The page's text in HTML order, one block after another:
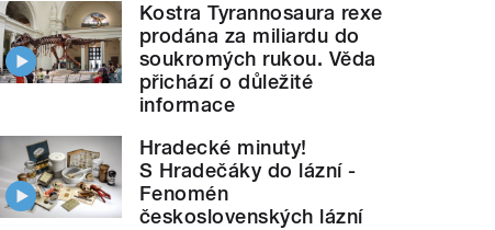
Kostra Tyrannosaura rexe
prodána za miliardu do
soukromých rukou. Věda
přichází o důležité
informace
Hradecké minuty!
S Hradečáky do lázní -
Fenomén
československých lázní